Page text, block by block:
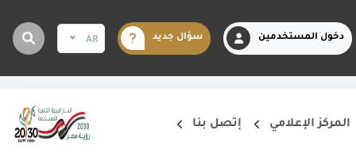
دخول المستخدمين سؤال جديد AR
المركز الإعلامي إتصل بنا